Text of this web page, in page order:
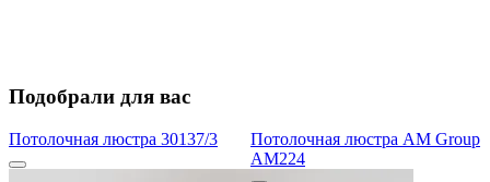
Подобрали для вас
Потолочная люстра 30137/3
Потолочная люстра AM Group
AM224